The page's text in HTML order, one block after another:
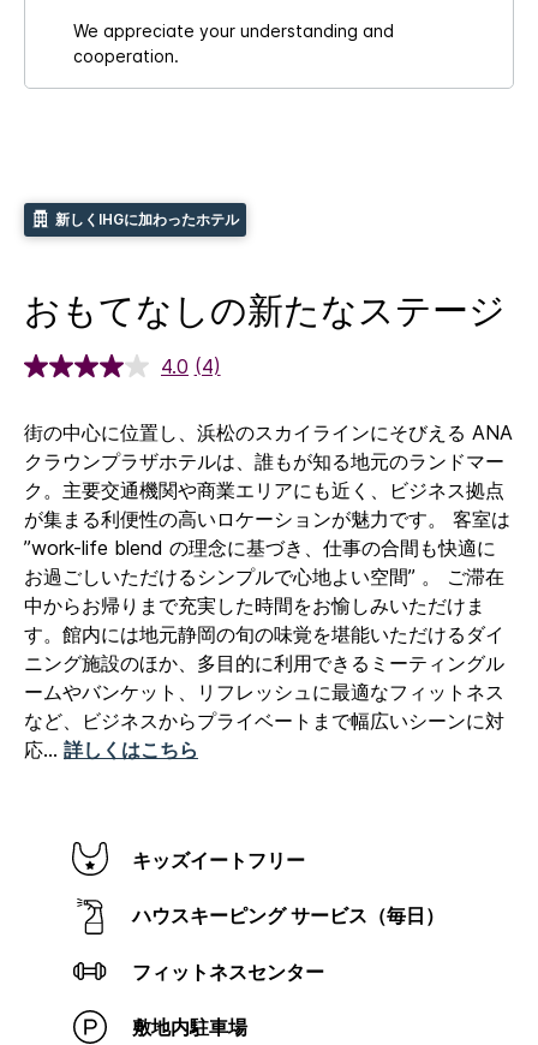
We appreciate your understanding and
cooperation.
新しくIHGに加わったホテル
おもてなしの新たなステージ
4.0 (4)
街の中心に位置し、浜松のスカイラインにそびえる ANA
クラウンプラザホテルは、誰もが知る地元のランドマー
ク。主要交通機関や商業エリアにも近く、ビジネス拠点
が集まる利便性の高いロケーションが魅力です。 客室は
”work-life blend の理念に基づき、仕事の合間も快適に
お過ごしいただけるシンプルで心地よい空間” 。 ご滞在
中からお帰りまで充実した時間をお愉しみいただけま
す。館内には地元静岡の旬の味覚を堪能いただけるダイ
ニング施設のほか、多目的に利用できるミーティングル
ームやバンケット、リフレッシュに最適なフィットネス
など、ビジネスからプライベートまで幅広いシーンに対
応... 詳しくはこちら
キッズイートフリー
ハウスキーピング サービス（毎日）
フィットネスセンター
敷地内駐車場